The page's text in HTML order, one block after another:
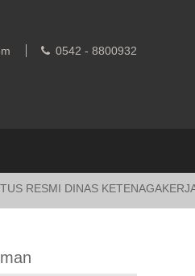
0542 - 8800932
DINAS KETENAGAKERJAAN